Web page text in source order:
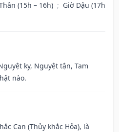
(15h – 16h) ; Giờ Dậu (17h
kỵ, Nguyệt tận, Tam
nào.
Can (Thủy khắc Hỏa), là